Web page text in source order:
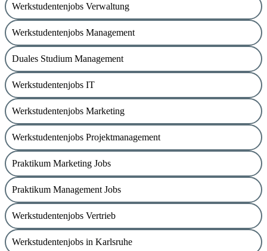
Werkstudentenjobs Verwaltung
Werkstudentenjobs Management
Duales Studium Management
Werkstudentenjobs IT
Werkstudentenjobs Marketing
Werkstudentenjobs Projektmanagement
Praktikum Marketing Jobs
Praktikum Management Jobs
Werkstudentenjobs Vertrieb
Werkstudentenjobs in Karlsruhe